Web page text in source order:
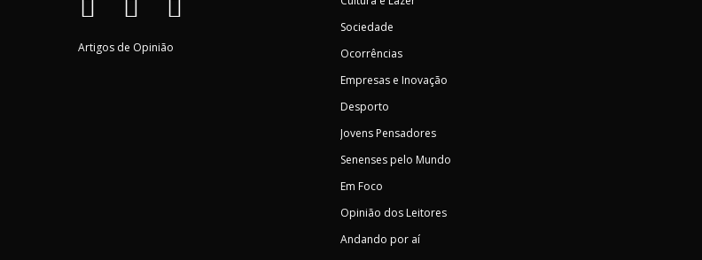
Artigos de Opinião
Sociedade
Ocorrências
Empresas e Inovação
Desporto
Jovens Pensadores
Senenses pelo Mundo
Em Foco
Opinião dos Leitores
Andando por aí